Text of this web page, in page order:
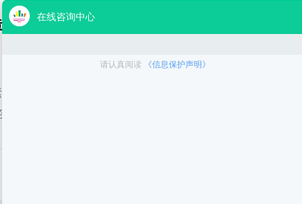
业介绍
和创新精神，能够从事塑料、冷冲、压铸等模具设计与制
能力的高素质技能型专门人才。课程设置主干课程包括：